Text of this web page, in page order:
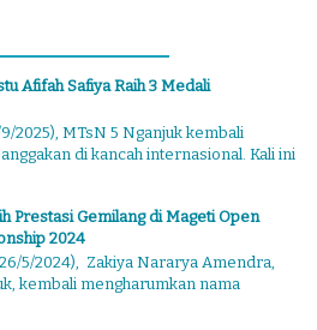
Afifah Safiya Raih 3 Medali
2025), MTsN 5 Nganjuk kembali
di kancah internasional. Kali ini
Prestasi Gemilang di Mageti Open
2024
5/2024), Zakiya Nararya Amendra,
kembali mengharumkan nama